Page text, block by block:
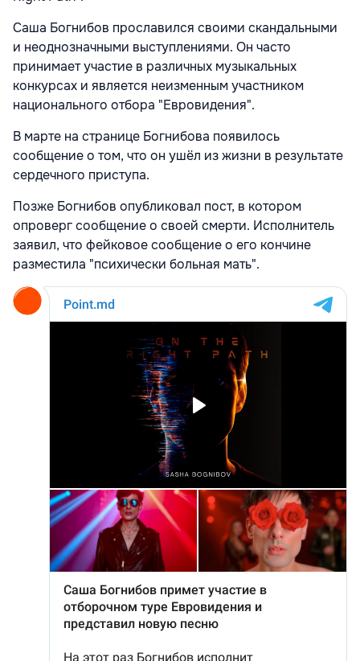
Саша Богнибов прославился своими скандальными
и неоднозначными выступлениями. Он часто
принимает участие в различных музыкальных
конкурсах и является неизменным участником
национального отбора "Евровидения".
В марте на странице Богнибова появилось
сообщение о том, что он ушёл из жизни в результате
сердечного приступа.
Позже Богнибов опубликовал пост, в котором
опроверг сообщение о своей смерти. Исполнитель
заявил, что фейковое сообщение о его кончине
разместила "психически больная мать".